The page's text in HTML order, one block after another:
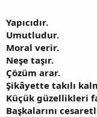
Yapıcıdır.
Umutludur.
Moral verir.
Neşe taşır.
Çözüm arar.
Şikâyette takılı
Küçük güzellikleri
Başkalarını